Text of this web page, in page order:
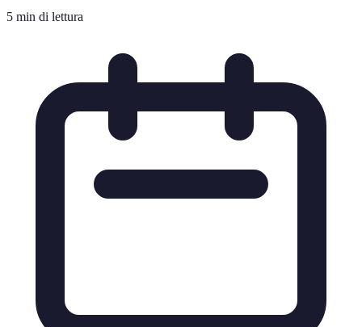
5 min di lettura